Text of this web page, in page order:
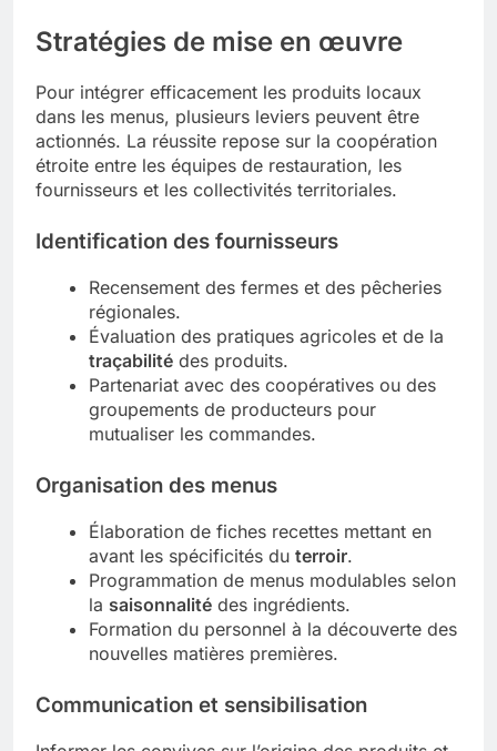
Stratégies de mise en œuvre
Pour intégrer efficacement les produits locaux
dans les menus, plusieurs leviers peuvent être
actionnés. La réussite repose sur la coopération
étroite entre les équipes de restauration, les
fournisseurs et les collectivités territoriales.
Identification des fournisseurs
Recensement des fermes et des pêcheries
régionales.
Évaluation des pratiques agricoles et de la
traçabilité des produits.
Partenariat avec des coopératives ou des
groupements de producteurs pour
mutualiser les commandes.
Organisation des menus
Élaboration de fiches recettes mettant en
avant les spécificités du terroir.
Programmation de menus modulables selon
la saisonnalité des ingrédients.
Formation du personnel à la découverte des
nouvelles matières premières.
Communication et sensibilisation